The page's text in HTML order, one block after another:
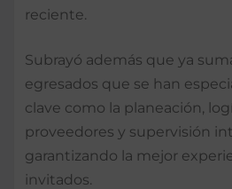
reciente.
Subrayó además que ya
egresados que se han
clave como la planeación,
proveedores y supervisión
garantizando la mejor
invitados.